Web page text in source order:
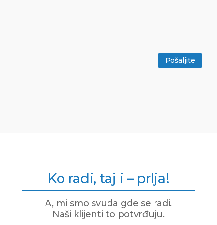
Pošaljite
Ko radi, taj i – prlja!
A, mi smo svuda gde se radi.
Naši klijenti to potvrđuju.